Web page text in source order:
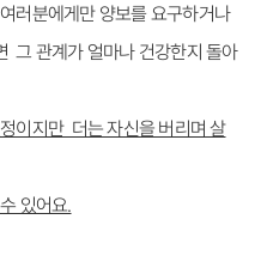
러분에게만 양보를 요구하거나
그 관계가 얼마나 건강한지 돌아
이지만 더는 자신을 버리며 살
있어요.